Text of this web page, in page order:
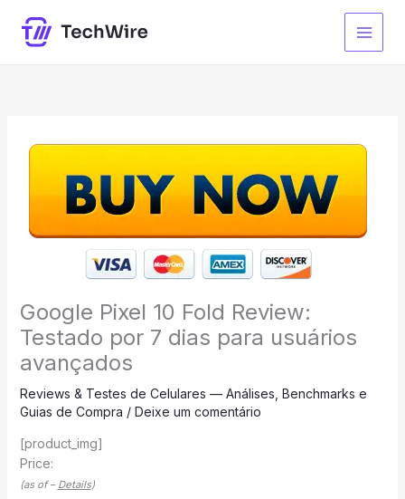
para
Google Pixel 10 Fold Review:
Testado por 7 dias para usuários
avançados
Reviews & Testes de Celulares — Análises, Benchmarks e
Guias de Compra / Deixe um comentário
[product_img]
Price:
(as of – Details)